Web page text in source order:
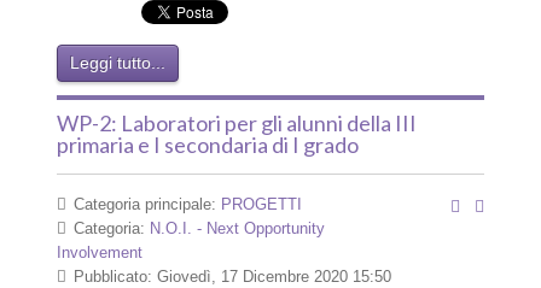
Leggi tutto...
WP-2: Laboratori per gli alunni della III
primaria e I secondaria di I grado
Categoria principale: PROGETTI
Categoria: N.O.I. - Next Opportunity
Involvement
Pubblicato: Giovedì, 17 Dicembre 2020 15:50